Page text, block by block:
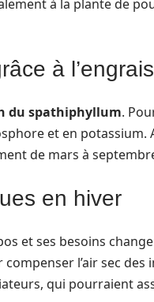
à la plante de
à l’engrais
du spathiphyllum.
et en potassium.
de mars à
en hiver
et ses besoins
l’air sec
qui pourraient